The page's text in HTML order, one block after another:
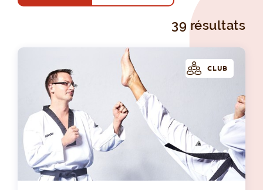
39 résultats
CLUB